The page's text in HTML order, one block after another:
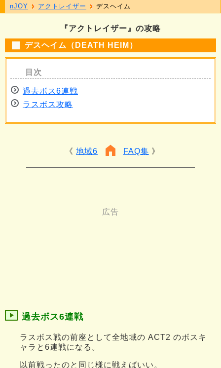
『アクトレイザー』の攻略
デスヘイム（DEATH HEIM）
過去ボス6連戦
ラスボス攻略
地域6 FAQ集
過去ボス6連戦
ラスボス戦の前座として全地域の ACT2 のボスキ
ャラと6連戦になる。
以前戦ったのと同じ様に戦えばいい。
nJOY アクトレイザー デスヘイム